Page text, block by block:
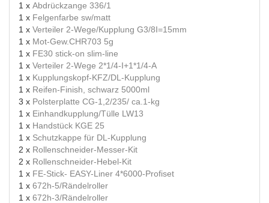
1 x Abdrückzange 336/1
1 x Felgenfarbe sw/matt
1 x Verteiler 2-Wege/Kupplung G3/8I=15mm
1 x Mot-Gew.CHR703 5g
1 x FE30 stick-on slim-line
1 x Verteiler 2-Wege 2*1/4-I+1*1/4-A
1 x Kupplungskopf-KFZ/DL-Kupplung
1 x Reifen-Finish, schwarz 5000ml
3 x Polsterplatte CG-1,2/235/ ca.1-kg
1 x Einhandkupplung/Tülle LW13
1 x Handstück KGE 25
1 x Schutzkappe für DL-Kupplung
2 x Rollenschneider-Messer-Kit
2 x Rollenschneider-Hebel-Kit
1 x FE-Stick- EASY-Liner 4*6000-Profiset
1 x 672h-5/Rändelroller
1 x 672h-3/Rändelroller